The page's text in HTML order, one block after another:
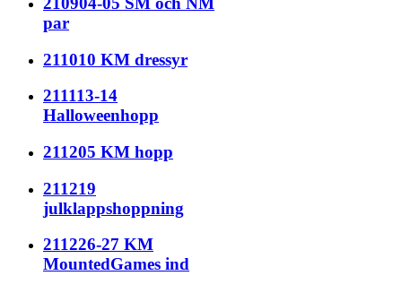
par
211010 KM dressyr
211113-14
Halloweenhopp
211205 KM hopp
211219
julklappshoppning
211226-27 KM
MountedGames ind